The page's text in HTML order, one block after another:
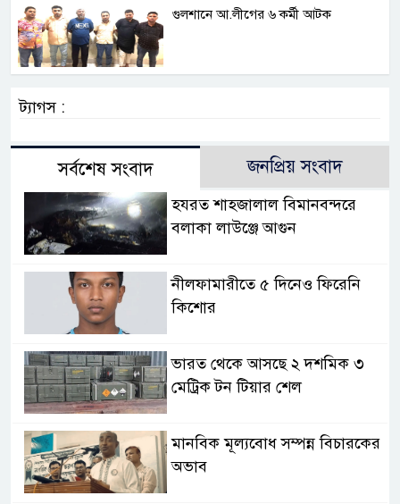
গুলশানে আ.লীগের ৬ কর্মী আটক
ট্যাগস :
সর্বশেষ সংবাদ জনপ্রিয় সংবাদ
হযরত শাহজালাল বিমানবন্দরে
বলাকা লাউঞ্জে আগুন
নীলফামারীতে ৫ দিনেও ফিরেনি
কিশোর
ভারত থেকে আসছে ২ দশমিক ৩
মেট্রিক টন টিয়ার শেল
মানবিক মূল্যবোধ সম্পন্ন বিচারকের
অভাব